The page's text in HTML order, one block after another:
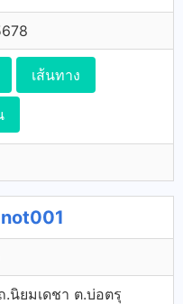
เส้นทาง
.นิยมเดชา ต.บ่อตรุ